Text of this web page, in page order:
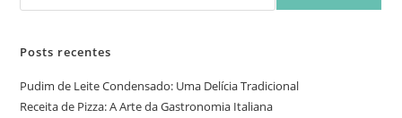
Posts recentes
Pudim de Leite Condensado: Uma Delícia Tradicional
Receita de Pizza: A Arte da Gastronomia Italiana